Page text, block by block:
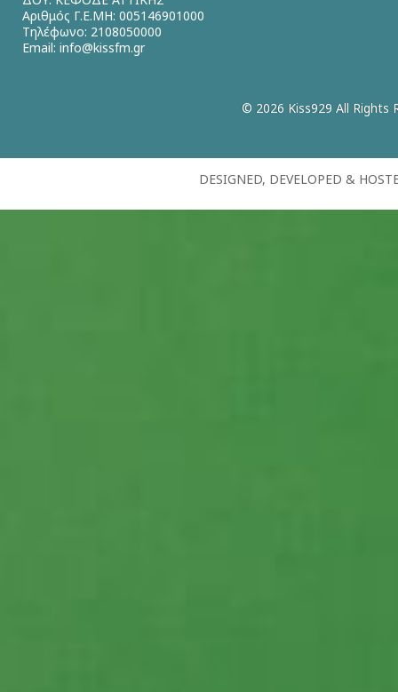
Αριθμός Γ.Ε.ΜΗ: 005146901000
Τηλέφωνο: 2108050000
Email: info@kissfm.gr
© 2026 Kiss929 All Rights
DESIGNED, DEVELOPED &